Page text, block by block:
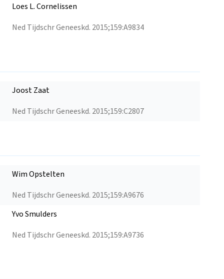
Ned Tijdschr Geneeskd. 2015;159:A9834
Loes L. Cornelissen
Ned Tijdschr Geneeskd. 2015;159:C2807
Joost Zaat
Ned Tijdschr Geneeskd. 2015;159:A9676
Wim Opstelten
Ned Tijdschr Geneeskd. 2015;159:A9736
Yvo Smulders